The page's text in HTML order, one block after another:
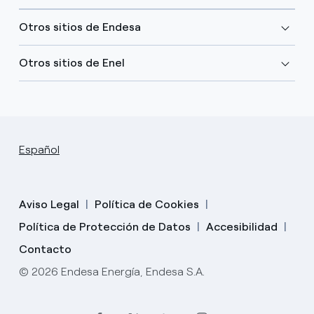
Otros sitios de Endesa
Otros sitios de Enel
Español
Aviso Legal
Política de Cookies
Política de Protección de Datos
Accesibilidad
Contacto
© 2026 Endesa Energía, Endesa S.A.